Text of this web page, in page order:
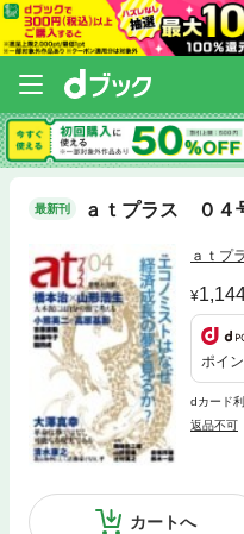
最新刊 ａｔプラス ０４
ａｔプ
ポイ
dカード
返品不可
カートへ